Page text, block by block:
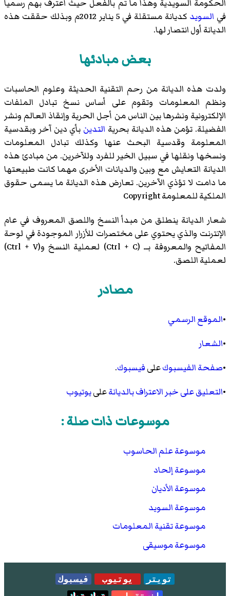
الحكومة السويدية وهذا ما تم بالفعل حيث اعترف بهم رسميا
في السويد
كديانة مستقلة في 5 يناير 2012م وبذلك حققت هذه
الديانة أول انتصار لها.
بعض مبادئها
ولدت هذه الديانة من رحم التقنية الحديثة وعلوم الحاسبات
ونظم المعلومات وتقوم على أساس نسخ تبادل الملفات
الإلكترونية ونشرها بين الناس من أجل الحرية وإنقاذ العالم ونشر
الفضيلة. تؤمن هذه الديانة بحرية التدين بأي دين آخر وبقدسية
المعلومة وقدسية البحث عنها وكذلك تبادل المعلومات
ونسخها ونقلها في سبيل الخير للفرد وللآخرين. من مبادئ هذه
الديانة التعايش مع وبين والديانات الأخرى مهما كانت طبيعتها
ما دامت لا تؤذي الآخرين. تعارض هذه الديانة ما يسمى حقوق
الملكية للمعلومة Copyright
شعار الديانة ينطلق من مبدأ النسخ واللصق المعروف في عام
الإنترنت والذي يحتوي على مختصرات للأزرار الموجودة في لوحة
المفاتيح والمعروفة بــ (Ctrl + C) لعملية النسخ و(Ctrl + V)
لعملية اللصق.
مصادر
•الموقع الرسمي
•الشعار
•صفحة الفيسبوكعلىفيسبوك.
•التعليق على خبر الاعتراف بالديانةعلىيوتيوب
موسوعات ذات صلة :
موسوعة علم الحاسوب
موسوعة إلحاد
موسوعة الأديان
موسوعة السويد
موسوعة تقنية المعلومات
موسوعة موسيقى
تويتر يوتيوب
فيسبوك